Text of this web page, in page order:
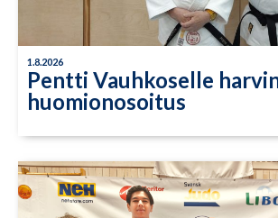
1.8.2026
Pentti Vauhkoselle
huomionosoitus